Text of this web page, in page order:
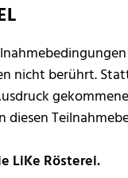
nicht berührt.
diesen
LiKe Rösterei.